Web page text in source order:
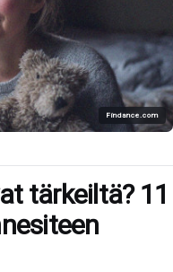
Findance.com
tärkeiltä? 11